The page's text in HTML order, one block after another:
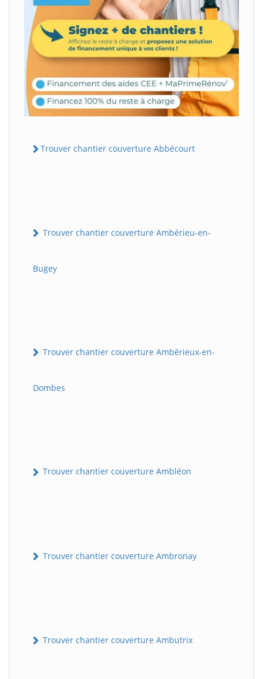
Trouver chantier couverture Abbécourt
Trouver chantier couverture Ambérieu-en-
Bugey
Trouver chantier couverture Ambérieux-en-
Dombes
Trouver chantier couverture Ambléon
Trouver chantier couverture Ambronay
Trouver chantier couverture Ambutrix